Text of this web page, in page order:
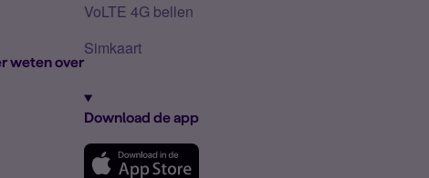
weten over
VoLTE 4G bellen
Simkaart
Download de app